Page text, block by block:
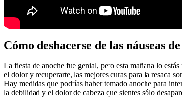
Cómo deshacerse de las náuseas
La fiesta de anoche fue genial, pero esta mañana lo
el dolor y recuperarte, las mejores curas para la resaca
Hay medidas que podrías haber tomado anoche para
la debilidad y el dolor de cabeza que sientes sólo